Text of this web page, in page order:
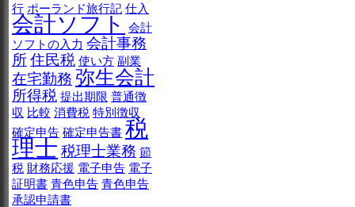
行 ポーランド旅行記 仕入
会計ソフト
会計
ソフトの入力 会計事務
所住民税 使い方 副業
在宅勤務 弥生会計
所得税 提出期限 普通徴
収 比較 消費税 特別徴収
確定申告 確定申告書 税
理士 税理士業務 節
税 財務応援 電子申告 電子
証明書 青色申告 青色申告
承認申請書